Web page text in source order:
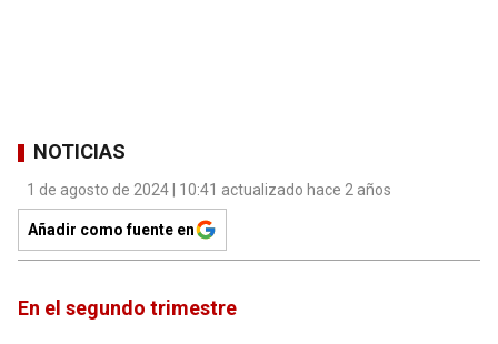
NOTICIAS
1 de agosto de 2024 | 10:41 actualizado hace 2 años
Añadir como fuente en
En el segundo trimestre